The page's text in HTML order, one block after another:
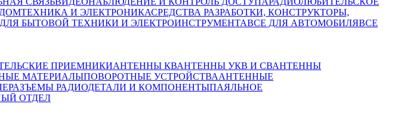
ТЕХНИКА И ЭЛЕКТРОНИКАСРЕДСТВА РАЗРАБОТКИ, КОНСТРУКТОРЫ,
БЫТОВОЙ ТЕХНИКИ И ЭЛЕКТРОИНСТРУМЕНТАВСЕ ДЛЯ АВТОМОБИЛЯВСЕ
ПРИЕМНИКИАНТЕННЫ КВАНТЕННЫ УКВ И СВАНТЕННЫ
МАТЕРИАЛЫПОВОРОТНЫЕ УСТРОЙСТВААНТЕННЫЕ
РАЗЪЕМЫ РАДИОДЕТАЛИ И КОМПОНЕНТЫПАЯЛЬНОЕ
ОТДЕЛ